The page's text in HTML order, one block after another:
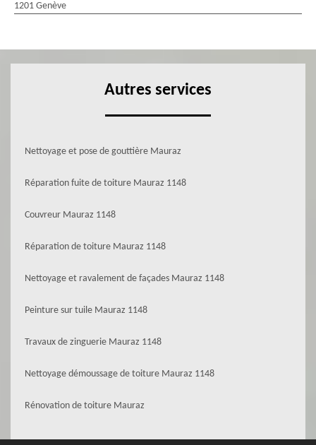
1201 Genève
Autres services
Nettoyage et pose de gouttière Mauraz
Réparation fuite de toiture Mauraz 1148
Couvreur Mauraz 1148
Réparation de toiture Mauraz 1148
Nettoyage et ravalement de façades Mauraz 1148
Peinture sur tuile Mauraz 1148
Travaux de zinguerie Mauraz 1148
Nettoyage démoussage de toiture Mauraz 1148
Rénovation de toiture Mauraz